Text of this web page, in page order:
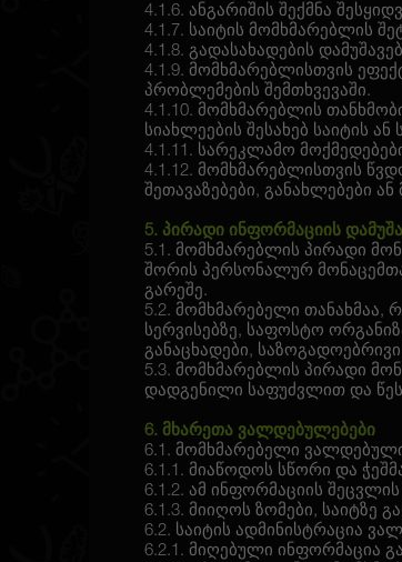
4.1.6. ანგარიშის შექმნა
4.1.7. საიტის მომხმარებლის
4.1.8. გადასახადების
4.1.9. მომხმარებლისთვის
პრობლემების შემთხვევაში.
4.1.10. მომხმარებლის
სიახლეების შესახებ საიტის
4.1.11. სარეკლამო
4.1.12. მომხმარებლისთვის
შეთავაზებები, განახლებები ან
5. პირადი ინფორმაციის
5.1. მომხმარებლის პირადი
შორის პერსონალურ მონაცემთა
გარეშე.
5.2. მომხმარებელი თანახმაა,
სერვისებზე, საფოსტო
განაცხადები,
5.3. მომხმარებლის პირადი
დადგენილი საფუძვლით და
6. მხარეთა ვალდებულებები
6.1. მომხმარებელი
6.1.1. მიაწოდოს სწორი და
6.1.2. ამ ინფორმაციის
6.1.3. მიიღოს ზომები, საიტზე
6.2. საიტის ადმინისტრაცია
6.2.1. მიღებული ინფორმაცია